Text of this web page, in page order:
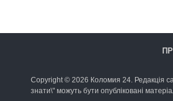
Copyright © 2026 Коломия 24. Редакція
знати\" можуть бути опубліковані